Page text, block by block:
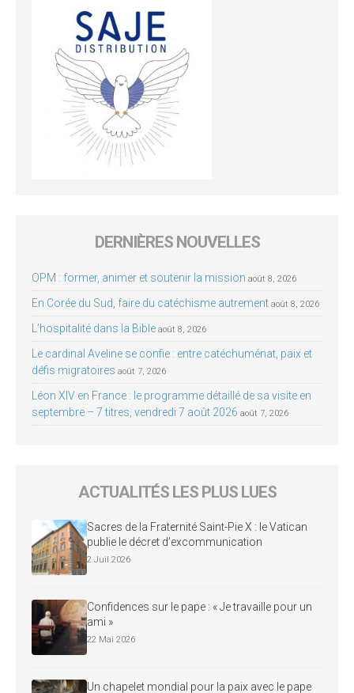
DERNIÈRES NOUVELLES
OPM : former, animer et soutenir la mission août 8, 2026
En Corée du Sud, faire du catéchisme autrement août 8, 2026
L’hospitalité dans la Bible août 8, 2026
Le cardinal Aveline se confie : entre catéchuménat, paix et
défis migratoires août 7, 2026
Léon XIV en France : le programme détaillé de sa visite en
septembre – 7 titres, vendredi 7 août 2026 août 7, 2026
ACTUALITÉS LES PLUS LUES
Sacres de la Fraternité Saint-Pie X : le Vatican
publie le décret d’excommunication
2 Juil 2026
Confidences sur le pape : « Je travaille pour un
ami »
22 Mai 2026
Un chapelet mondial pour la paix avec le pape